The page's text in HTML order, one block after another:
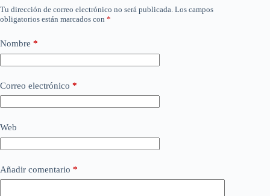
Tu dirección de correo electrónico no será publicada. Los campos
obligatorios están marcados con *
Nombre *
Correo electrónico *
Web
Añadir comentario *